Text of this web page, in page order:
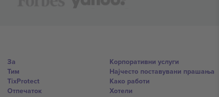
За
Тим
TixProtect
Отпечаток
Корпоративни услуги
Најчесто поставувани прашања
Како работи
Хотели